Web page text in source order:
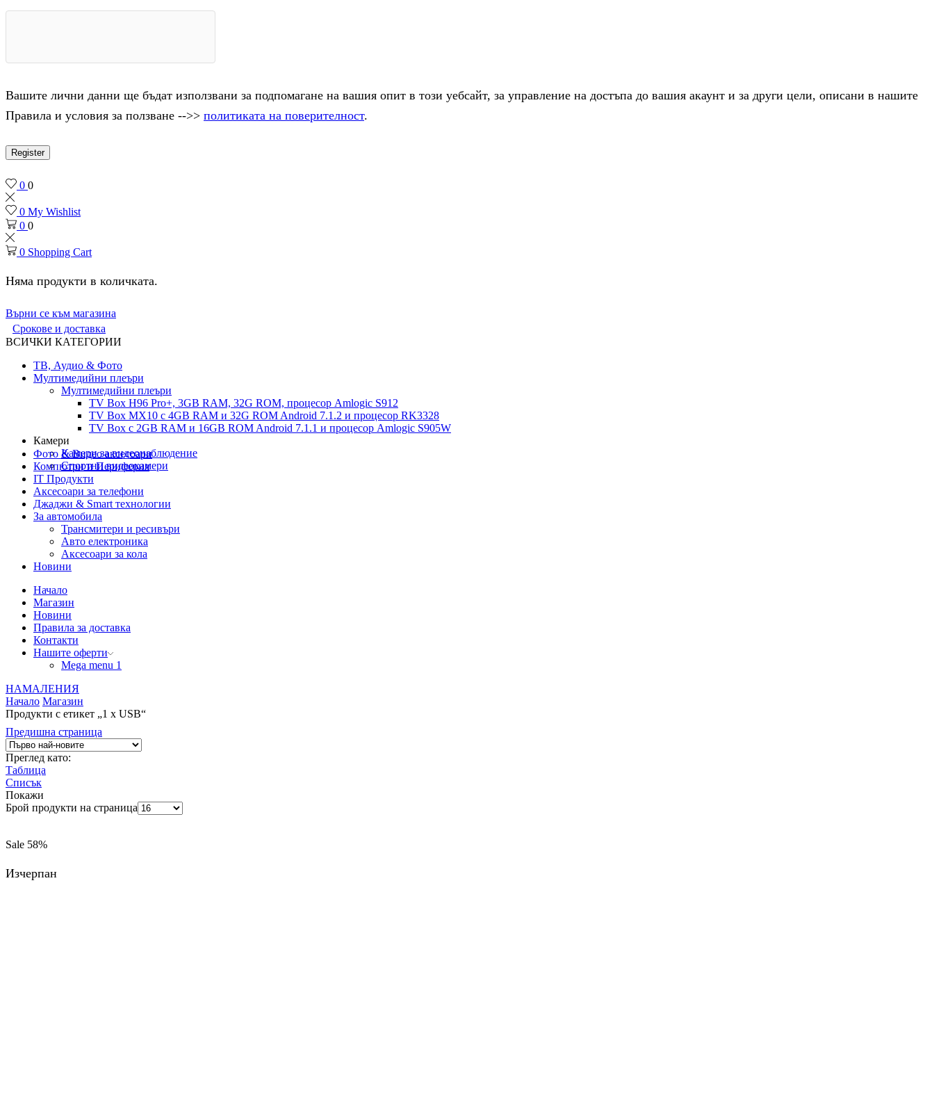
Вашите лични данни ще бъдат използвани за подпомагане на вашия опит в този уебсайт, за управление на достъпа до вашия акаунт и за други цели, описани в нашите
Правила и условия за ползване -->> политиката на поверителност.
Register
0 0
0 My Wishlist
0 0
0 Shopping Cart
Няма продукти в количката.
Върни се към магазина
Срокове и доставка
ВСИЧКИ КАТЕГОРИИ
ТВ, Аудио & Фото
Мултимедийни плеъри
Мултимедийни плеъри
TV Box H96 Pro+, 3GB RAM, 32G ROM, процесор Amlogic S912
TV Box MX10 с 4GB RAM и 32G ROM Android 7.1.2 и процесор RK3328
TV Box с 2GB RAM и 16GВ ROM Android 7.1.1 и процесор Amlogic S905W
Камери
Камери за видеонаблюдение
Спортни видеокамери
Фото & Видео аксесоари
Компютри и Периферия
IT Продукти
Аксесоари за телефони
Джаджи & Smart технологии
За автомобила
Трансмитери и ресивъри
Авто електроника
Аксесоари за кола
Новини
Начало
Магазин
Новини
Правила за доставка
Контакти
Нашите оферти
Mega menu 1
НАМАЛЕНИЯ
Начало Магазин
Продукти с етикет „1 x USB“
Предишна страница
Преглед като:
Таблица
Списък
Покажи
Брой продукти на страница
Sale 58%
Изчерпан